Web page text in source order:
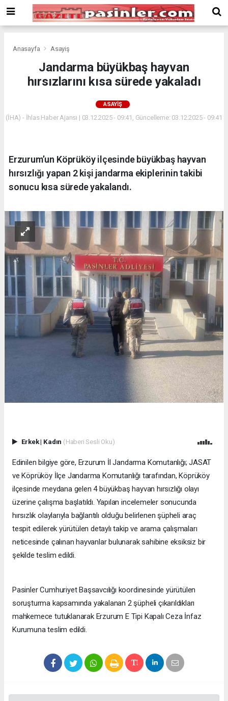
Bonusu
Veren
deneme
siteler
Veren
Anasayfa Asayiş
Jandarma büyükbaş hayvan
hırsızlarını kısa sürede yakaladı
ASAYIŞ
(İHA) - İhlas Haber Ajansı | 03.12.2025 - 09:41, Güncelleme: 03.12.2025 - 09:41
Erzurum’un Köprüköy ilçesinde büyükbaş hayvan
hırsızlığı yapan 2 kişi jandarma ekiplerinin takibi
sonucu kısa sürede yakalandı.
Erkek| Kadın (Haberi Sesli Oku)
Edinilen bilgiye göre, Erzurum İl Jandarma Komutanlığı; JASAT
ve Köprüköy İlçe Jandarma Komutanlığı tarafından, Köprüköy
ilçesinde meydana gelen 4 büyükbaş hayvan hırsızlığı olayı
üzerine çalışma başlatıldı. Yapılan incelemeler sonucunda
hırsızlık olaylarıyla bağlantılı olduğu belirlenen şüpheli araç
tespit edilerek yürütülen detaylı takip ve arama çalışmaları
neticesinde çalınan hayvanlar bulunarak sahibine eksiksiz bir
şekilde teslim edildi.
Pasinler Cumhuriyet Başsavcılığı koordinesinde yürütülen
soruşturma kapsamında yakalanan 2 şüpheli çıkarıldıkları
mahkemece tutuklanarak Erzurum E Tipi Kapalı Ceza İnfaz
Kurumuna teslim edildi.